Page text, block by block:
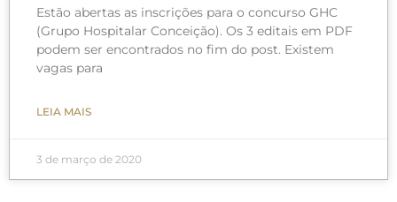
Estão abertas as inscrições para o concurso GHC
(Grupo Hospitalar Conceição). Os 3 editais em PDF
podem ser encontrados no fim do post. Existem
vagas para
LEIA MAIS
3 de março de 2020